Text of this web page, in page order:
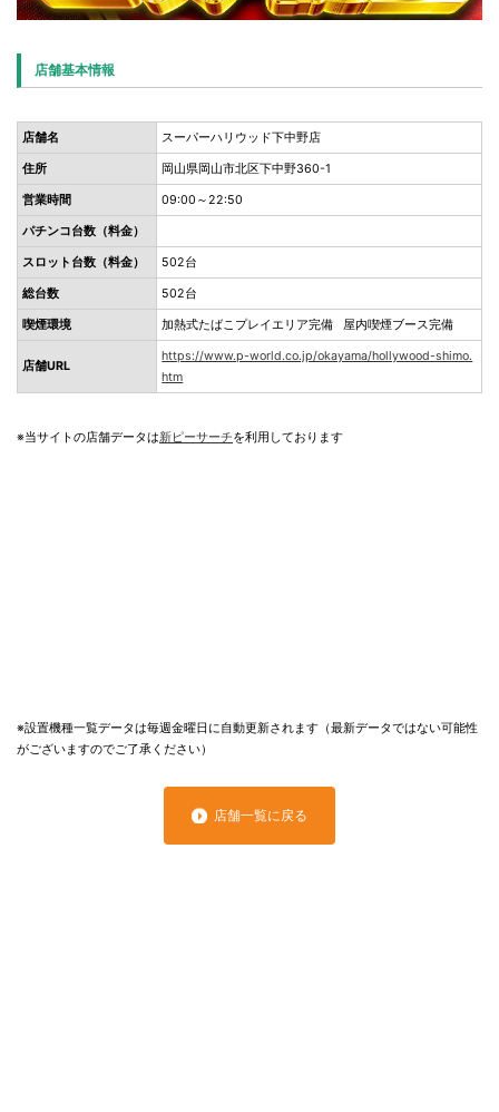
店舗基本情報
店舗名 スーパーハリウッド下中野店
住所 岡山県岡山市北区下中野360-1
営業時間 09:00～22:50
パチンコ台数（料金）
スロット台数（料金） 502台
総台数 502台
喫煙環境 加熱式たばこプレイエリア完備 屋内喫煙ブース完備
店舗URL
https://www.p-world.co.jp/okayama/hollywood-shimo.
htm
※当サイトの店舗データは新ピーサーチを利用しております
※設置機種一覧データは毎週金曜日に自動更新されます（最新データではない可能性
がございますのでご了承ください）
店舗一覧に戻る